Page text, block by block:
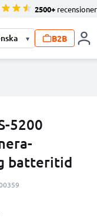
2500+
▾ B2B
5200
batteritid